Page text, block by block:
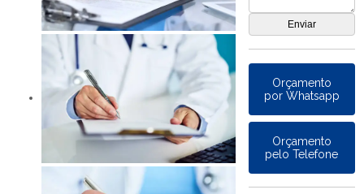
Orçamento
por Whatsapp
Orçamento
pelo Telefone